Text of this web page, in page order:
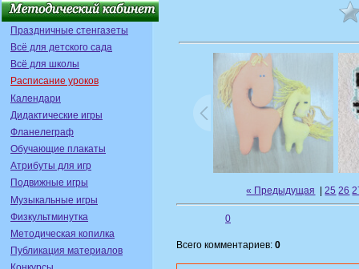
Праздничные стенгазеты
Всё для детского сада
Всё для школы
Расписание уроков
Календари
Дидактические игры
Фланелеграф
Обучающие плакаты
Атрибуты для игр
Подвижные игры
Музыкальные игры
Физкультминутка
Методическая копилка
Публикация материалов
« Предыдущая |25 26
0
Всего комментариев: 0